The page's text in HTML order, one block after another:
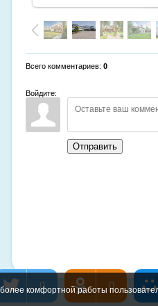
Всего комментариев: 0
Войдите:
Отправить
0 0
комфортной работы